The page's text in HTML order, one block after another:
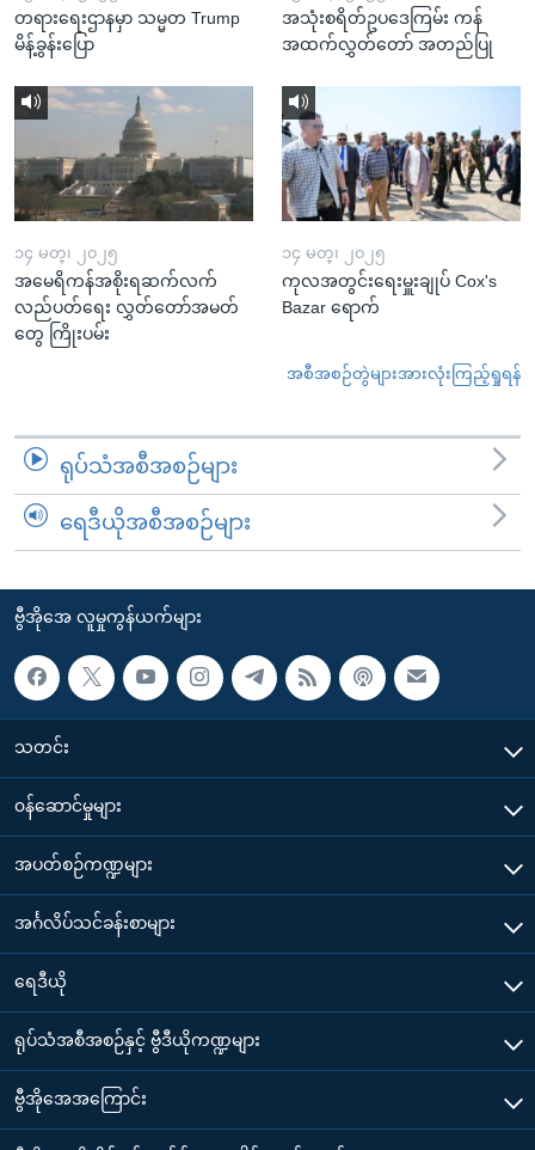
တရားရေးဌာနမှာ သမ္မတ Trump
မိန့်ခွန်းပြော
အသုံးစရိတ်ဥပဒေကြမ်း ကန်
အထက်လွှတ်တော် အတည်ပြု
၁၄ မတ္၊ ၂၀၂၅
အမေရိကန်အစိုးရဆက်လက်
လည်ပတ်ရေး လွှတ်တော်အမတ်
တွေ ကြိုးပမ်း
၁၄ မတ္၊ ၂၀၂၅
ကုလအတွင်းရေးမှူးချုပ် Cox's
Bazar ရောက်
အစီအစဉ်တွဲများအားလုံးကြည့်ရှုရန်
ရုပ်သံအစီအစဉ်များ
ရေဒီယိုအစီအစဉ်များ
ဗွီအိုအေ လူမှုကွန်ယက်များ
သတင်း
၀န်ဆောင်မှုများ
အပတ်စဉ်ကဏ္ဍများ
အင်္ဂလိပ်သင်ခန်းစာများ
ရေဒီယို
ရုပ်သံအစီအစဉ်နှင့် ဗွီဒီယိုကဏ္ဍများ
ဗွီအိုအေအကြောင်း